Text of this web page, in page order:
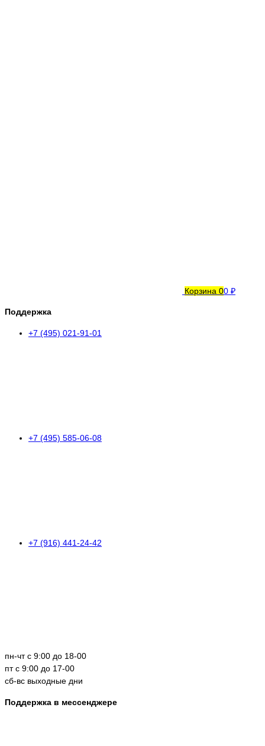
Корзина 00 ₽
Поддержка
+7 (495) 021-91-01
+7 (495) 585-06-08
+7 (916) 441-24-42
пн-чт с 9:00 до 18-00
пт с 9:00 до 17-00
сб-вс выходные дни
Поддержка в мессенджере